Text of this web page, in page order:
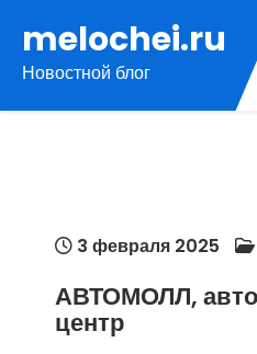
содержимому
melochei.ru
Новостной блог
3 февраля 2025
АВТОМОЛЛ,
центр